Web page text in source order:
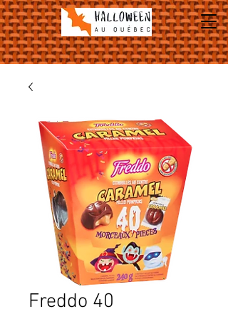
Freddo 40